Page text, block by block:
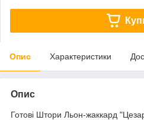
Опис Характеристики
Опис
Готові Штори Льон-жаккард